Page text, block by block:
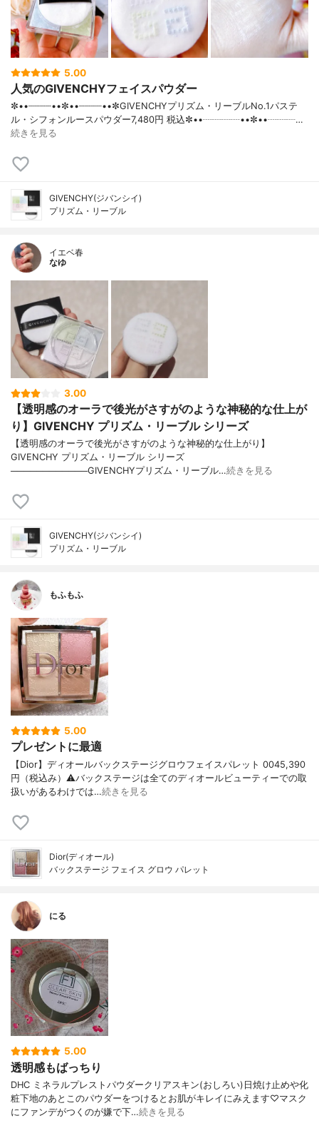
5.00
人気のGIVENCHYフェイスパウダー
✼••┈┈┈┈••✼••┈┈┈┈••✼GIVENCHYプリズム・リーブルNo.1パステ
ル・シフォンルースパウダー7,480円 税込✼••┈┈┈┈••✼••┈┈┈…
続きを見る
GIVENCHY(ジバンシイ)
プリズム・リーブル
イエベ春
なゆ
3.00
【透明感のオーラで後光がさすがのような神秘的な仕上が
り】GIVENCHY プリズム・リーブル シリーズ
【透明感のオーラで後光がさすがのような神秘的な仕上がり】
GIVENCHY プリズム・リーブル シリーズ
────────────GIVENCHYプリズム・リーブル…続きを見る
GIVENCHY(ジバンシイ)
プリズム・リーブル
もふもふ
5.00
プレゼントに最適
【Dior】ディオールバックステージグロウフェイスパレット 0045,390
円（税込み）⚠️バックステージは全てのディオールビューティーでの取
扱いがあるわけでは…続きを見る
Dior(ディオール)
バックステージ フェイス グロウ パレット
にる
5.00
透明感もばっちり
DHC ミネラルプレストパウダークリアスキン(おしろい)日焼け止めや化
粧下地のあとこのパウダーをつけるとお肌がキレイにみえます♡マスク
にファンデがつくのが嫌で下…続きを見る